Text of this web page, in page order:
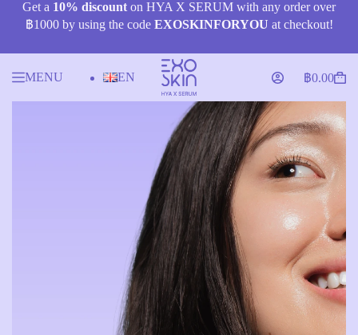
Get a 10% discount on HYA X SERUM with any order over
฿1000 by using the code EXOSKINFORYOU at checkout!
MENU EN
Shopping
฿0.00